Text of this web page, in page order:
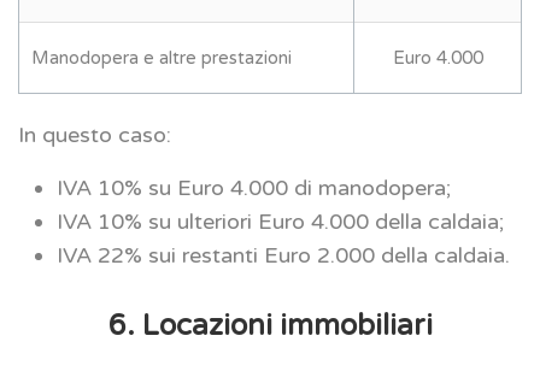
Manodopera e altre prestazioni Euro 4.000
In questo caso:
IVA 10% su Euro 4.000 di manodopera;
IVA 10% su ulteriori Euro 4.000 della caldaia;
IVA 22% sui restanti Euro 2.000 della caldaia.
6. Locazioni immobiliari